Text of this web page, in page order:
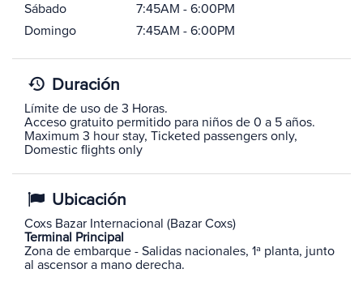
Sábado
7:45AM - 6:00PM
Domingo
7:45AM - 6:00PM
Duración
Límite de uso de 3 Horas.
Acceso gratuito permitido para niños de 0 a 5 años.
Maximum 3 hour stay, Ticketed passengers only,
Domestic flights only
Ubicación
Coxs Bazar Internacional (Bazar Coxs)
Terminal Principal
Zona de embarque - Salidas nacionales, 1ª planta, junto
al ascensor a mano derecha.